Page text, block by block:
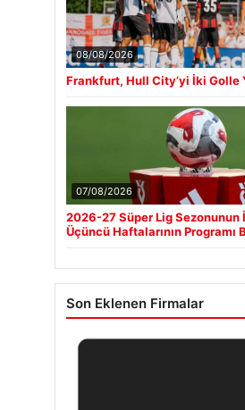
08/08/2026
Frankfurt, Hull City’yi İki Golle
07/08/2026
2026-27 Süper Lig Sezonunun
Üçüncü Haftalarının Programı
Son Eklenen Firmalar